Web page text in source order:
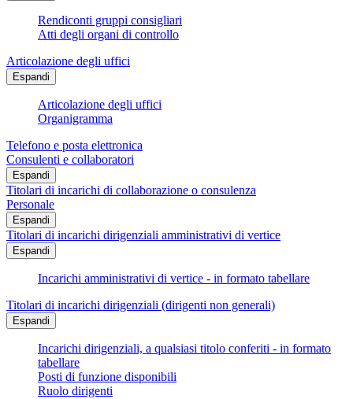
Rendiconti gruppi consigliari
Atti degli organi di controllo
Articolazione degli uffici
Espandi
Articolazione degli uffici
Organigramma
Telefono e posta elettronica
Consulenti e collaboratori
Espandi
Titolari di incarichi di collaborazione o consulenza
Personale
Espandi
Titolari di incarichi dirigenziali amministrativi di vertice
Espandi
Incarichi amministrativi di vertice - in formato tabellare
Titolari di incarichi dirigenziali (dirigenti non generali)
Espandi
Incarichi dirigenziali, a qualsiasi titolo conferiti - in formato
tabellare
Posti di funzione disponibili
Ruolo dirigenti